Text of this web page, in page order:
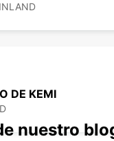
DE KEMI
nuestro